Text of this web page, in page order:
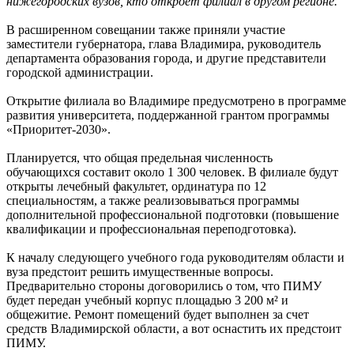
В расширенном совещании также приняли участие
заместители губернатора, глава Владимира, руководитель
департамента образования города, и другие представители
городской администрации.
Открытие филиала во Владимире предусмотрено в программе
развития университета, поддержанной грантом программы
«Приоритет-2030».
Планируется, что общая предельная численность
обучающихся составит около 1 300 человек. В филиале будут
открыты лечебный факультет, ординатура по 12
специальностям, а также реализовываться программы
дополнительной профессиональной подготовки (повышение
квалификации и профессиональная переподготовка).
К началу следующего учебного года руководителям области и
вуза предстоит решить имущественные вопросы.
Предварительно стороны договорились о том, что ПИМУ
будет передан учебный корпус площадью 3 200 м² и
общежитие. Ремонт помещений будет выполнен за счет
средств Владимирской области, а вот оснастить их предстоит
ПИМУ.